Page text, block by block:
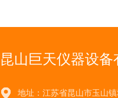
昆山巨天仪器设备
地址：江苏省昆山市玉山